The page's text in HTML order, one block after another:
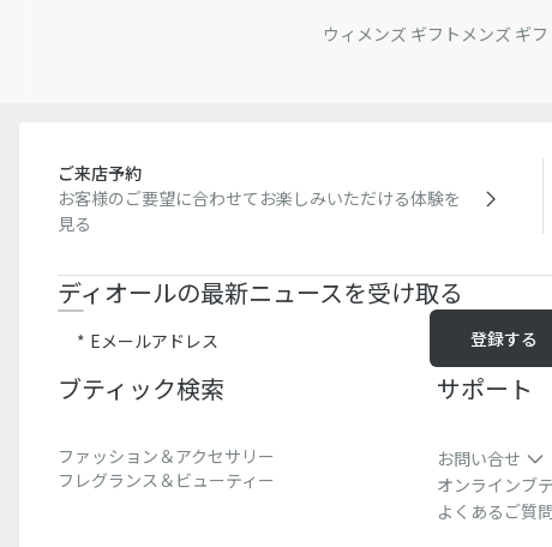
ウィメンズ ギフト メンズ ギフ
ご来店予約
お客様のご要望に合わせてお楽しみいただける体験を
見る
ディオールの最新ニュースを受け取る
Eメールアドレス 登録する
ブティック検索​
ファッション＆アクセサリー
フレグランス＆ビューティー
サポート
お問い合せ
オンラインブ
よくあるご質